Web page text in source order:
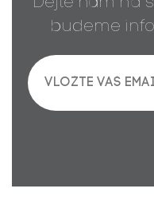
Dejte nám na
budeme